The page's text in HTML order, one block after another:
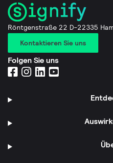
Röntgenstraße 22 D-22335
Kontaktieren Sie uns
Folgen Sie uns